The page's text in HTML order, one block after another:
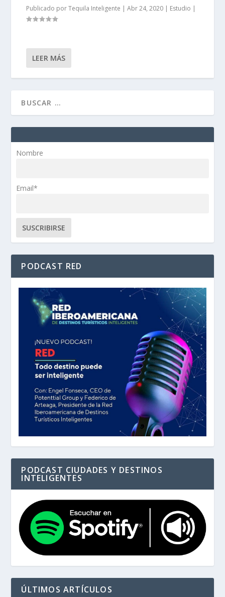
Publicado porTequila Inteligente |Abr 24, 2020 | Estudio |
LEER MÁS
Nombre
Email*
PODCAST RED
PODCAST CIUDADES Y DESTINOS
INTELIGENTES
ÚLTIMOS ARTÍCULOS